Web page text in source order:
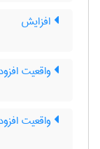
افزایش
واقعیت
واقعیت